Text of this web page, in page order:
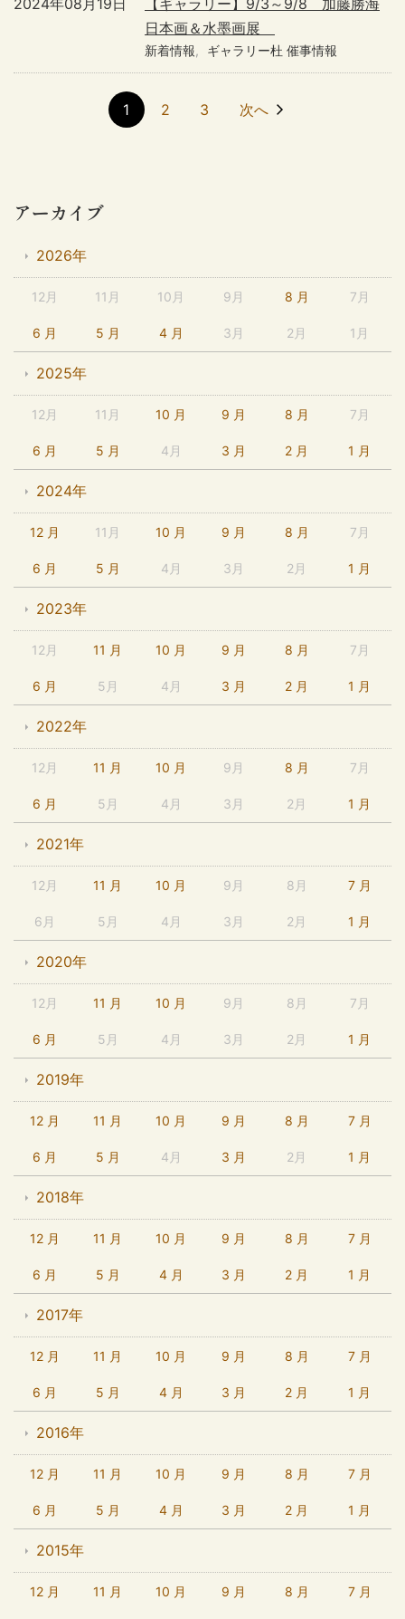
【ギャラリー】9/3～9/8 加藤勝海
日本画＆水墨画展
2024年08月19日
新着情報 ギャラリー杜 催事情報
1 2 3 次へ
アーカイブ
2026年
12月 11月 10月 9月 8 月 7月
6 月 5 月 4 月 3月 2月 1月
2025年
12月 11月 10 月 9 月 8 月 7月
6 月 5 月 4月 3 月 2 月 1 月
2024年
12 月 11月 10 月 9 月 8 月 7月
6 月 5 月 4月 3月 2月 1 月
2023年
12月 11 月 10 月 9 月 8 月 7月
6 月 5月 4月 3 月 2 月 1 月
2022年
12月 11 月 10 月 9月 8 月 7月
6 月 5月 4月 3月 2月 1 月
2021年
12月 11 月 10 月 9月 8月 7 月
6月 5月 4月 3月 2月 1 月
2020年
12月 11 月 10 月 9月 8月 7月
6 月 5月 4月 3月 2月 1 月
2019年
12 月 11 月 10 月 9 月 8 月 7 月
6 月 5 月 4月 3 月 2月 1 月
2018年
12 月 11 月 10 月 9 月 8 月 7 月
6 月 5 月 4 月 3 月 2 月 1 月
2017年
12 月 11 月 10 月 9 月 8 月 7 月
6 月 5 月 4 月 3 月 2 月 1 月
2016年
12 月 11 月 10 月 9 月 8 月 7 月
6 月 5 月 4 月 3 月 2 月 1 月
2015年
12 月 11 月 10 月 9 月 8 月 7 月